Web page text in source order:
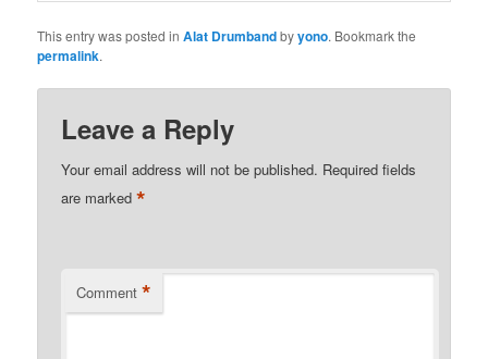
This entry was posted inAlat Drumbandbyyono. Bookmark the
permalink.
Leave a Reply
Your email address will not be published. Required fields
are marked*
Comment *